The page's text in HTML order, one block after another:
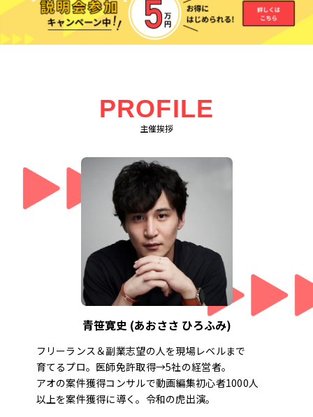
PROFILE
主催挨拶
青笹寛史 (あおささ ひろふみ)
フリーランス＆副業志望の人を現場レベルまで
育てるプロ。医師免許取得→5社の経営者。
アオの案件獲得コンサルで動画編集初心者1000人
以上を案件獲得に導く。令和の虎出演。